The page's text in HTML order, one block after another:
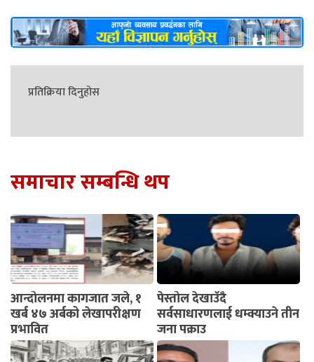
प्रतिक्रिया दिनुहोस
समाचार सम्बन्धि थप
आन्दोलनमा कागजात जले, १
खर्ब ४७ अर्बको लेखापरीक्षण
प्रभावित
पेस्तोल देखाउँदै
सर्वसाधारणलाई धम्क्याउने तीन
जना पक्राउ